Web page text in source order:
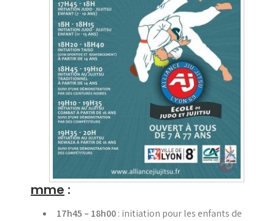
mme :
17h45 – 18h00: initiation pour les enfants de